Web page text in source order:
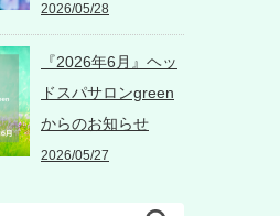
2026/05/28
『2026年6月』ヘッ
ドスパサロンgreen
からのお知らせ
2026/05/27